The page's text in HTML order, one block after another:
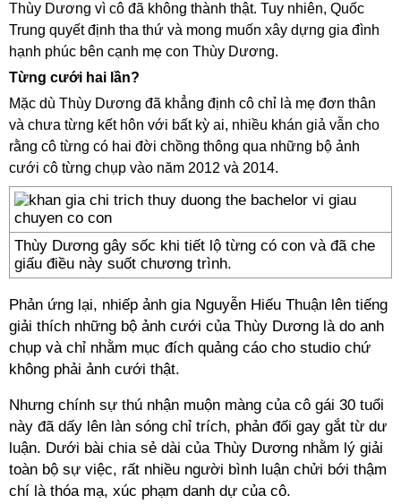
Thùy Dương vì cô đã không thành thật. Tuy nhiên, Quốc
Trung quyết định tha thứ và mong muốn xây dựng gia đình
hạnh phúc bên cạnh mẹ con Thùy Dương.
Từng cưới hai lần?
Mặc dù Thùy Dương đã khẳng định cô chỉ là mẹ đơn thân
và chưa từng kết hôn với bất kỳ ai, nhiều khán giả vẫn cho
rằng cô từng có hai đời chồng thông qua những bộ ảnh
cưới cô từng chụp vào năm 2012 và 2014.
Thùy Dương gây sốc khi tiết lộ từng có con và đã che
giấu điều này suốt chương trình.
Phản ứng lại, nhiếp ảnh gia Nguyễn Hiếu Thuận lên tiếng
giải thích những bộ ảnh cưới của Thùy Dương là do anh
chụp và chỉ nhằm mục đích quảng cáo cho studio chứ
không phải ảnh cưới thật.
Nhưng chính sự thú nhận muộn màng của cô gái 30 tuổi
này đã dấy lên làn sóng chỉ trích, phản đối gay gắt từ dư
luận. Dưới bài chia sẻ dài của Thùy Dương nhằm lý giải
toàn bộ sự việc, rất nhiều người bình luận chửi bới thậm
chí là thóa mạ, xúc phạm danh dự của cô.